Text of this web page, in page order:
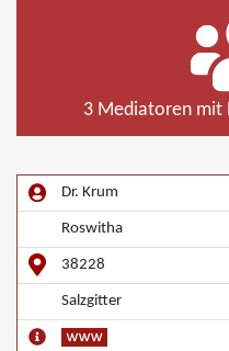
3 Mediatoren mit
Dr. Krum
Roswitha
38228
Salzgitter